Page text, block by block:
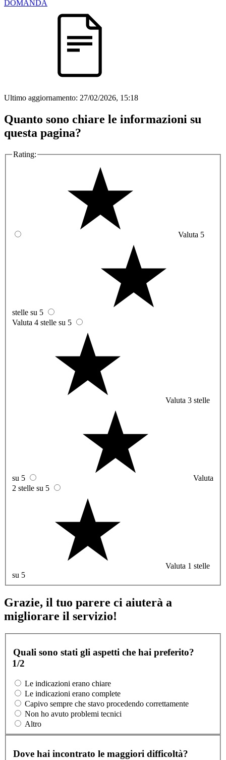
DOMANDA
Ultimo aggiornamento: 27/02/2026, 15:18
Quanto sono chiare le informazioni su
questa pagina?
Rating:
Valuta 5
stelle su 5
Valuta 4 stelle su 5
Valuta 3 stelle
su 5
Valuta
2 stelle su 5
Valuta 1 stelle
su 5
Grazie, il tuo parere ci aiuterà a
migliorare il servizio!
Quali sono stati gli aspetti che hai preferito?
1/2
Le indicazioni erano chiare
Le indicazioni erano complete
Capivo sempre che stavo procedendo correttamente
Non ho avuto problemi tecnici
Altro
Dove hai incontrato le maggiori difficoltà?